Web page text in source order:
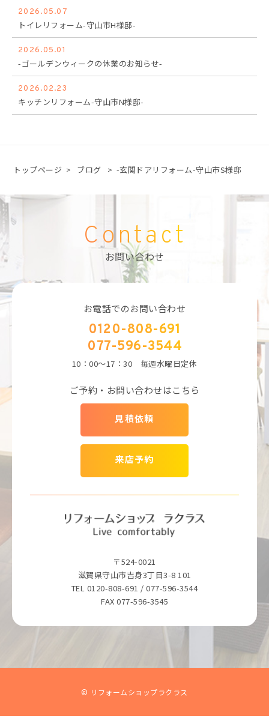
2026.05.07
トイレリフォーム-守山市H様邸-
2026.05.01
-ゴールデンウィークの休業のお知らせ-
2026.02.23
キッチンリフォーム-守山市N様邸-
トップページ > ブログ > -玄関ドアリフォーム-守山市S様邸
Contact
お問い合わせ
お電話でのお問い合わせ
0120-808-691
077-596-3544
10：00～17：30 毎週水曜日定休
ご予約・お問い合わせはこちら
見積依頼
来店予約
〒524-0021
滋賀県守山市吉身3丁目3-8 101
TEL 0120-808-691 / 077-596-3544
FAX 077-596-3545
© リフォームショップラクラス